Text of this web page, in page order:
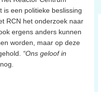
is een politieke beslissing
RCN het onderzoek naar
ergens anders kunnen
worden, maar op deze
“Ons geloof in